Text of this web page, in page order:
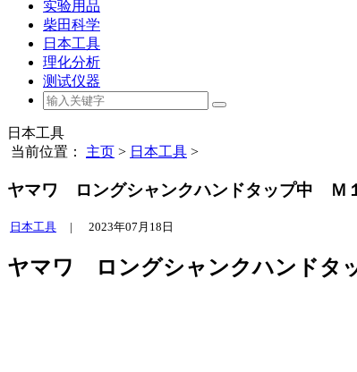
实验用品
柴田科学
日本工具
理化分析
测试仪器
日本工具
当前位置： 主页 > 日本工具 >
ヤマワ ロングシャンクハンドタップ中
日本工具 | 2023年07月18日
ヤマワ ロングシャンクハンドタ